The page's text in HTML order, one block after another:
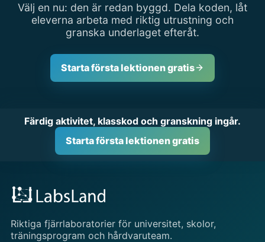
Välj en nu: den är redan byggd. Dela koden, låt
eleverna arbeta med riktig utrustning och
granska underlaget efteråt.
Starta första lektionen gratis
Färdig aktivitet, klasskod och granskning ingår.
Starta första lektionen gratis
Riktiga fjärrlaboratorier för universitet, skolor,
träningsprogram och hårdvaruteam.